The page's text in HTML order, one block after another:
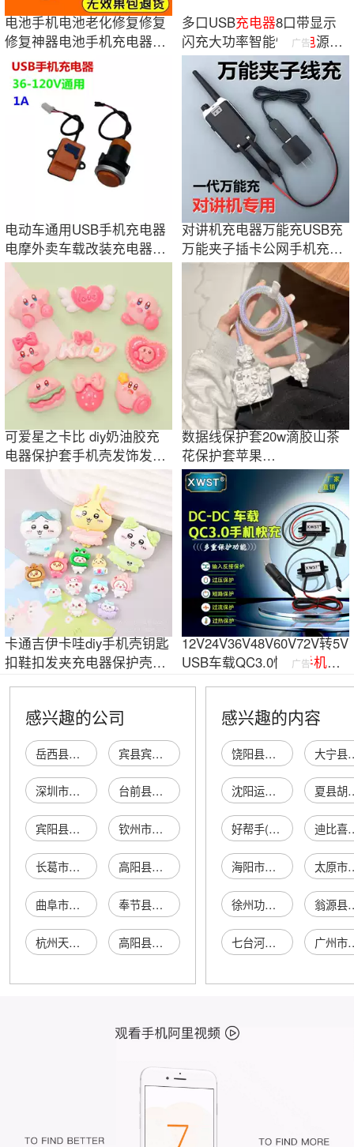
电池手机电池老化修复修复
修复神器电池手机充电器太
快太耗电费
多口USB充电器8口带显示
闪充大功率智能快
充电源热
销美标多功能
广告
电动车通用USB手机充电器
电摩外卖车载改装充电器36-
108V1A充电器
对讲机充电器万能充USB充
万能夹子插卡公网手机充电
器TYT双段宝锋
可爱星之卡比 diy奶油胶充
电器保护套手机壳发饰发夹
树脂配件材料
数据线保护套20w滴胶山茶
花保护套苹果
iphone15promax手机充电器
卡通吉伊卡哇diy手机壳钥匙
扣鞋扣发夹充电器保护壳冰
12V24V36V48V60V72V转5V
USB车载QC3.0快充手机充
广告
感兴趣的公司
岳西县江山手机充电器加工厂 宾县宾州大江手机充电器加工厂
深圳市龙华新区观澜长华手机充电器店 台前县后方乡贵杰手机充电器批发门市部
宾阳县露圩镇六卢手机充电器加工厂 钦州市钦北区平吉镇罗学英手机充电器组装厂
长葛市鑫和充电器厂 高阳县伟业充电器厂
曲阜市鑫科充电器厂 奉节县丰收充电器厂
杭州天汇充电器有限公司 高阳县科力达充电器厂
感兴趣的内容
饶阳县诺桐金属丝网有限公司 大宁县
沈阳运来达时装有限公司 夏县胡
好帮手(天津)科技有限公司 迪比喜化
海阳市尚口水果店 太原市民
徐州功敬农业科技有限公司 翁源县
七台河市茄子河区亿家便利店 广州市白